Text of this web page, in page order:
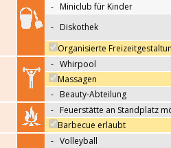
- Miniclub für Kinder
- Diskothek
Organisierte
- Whirpool
Massagen
- Beauty-Abteilung
- Feuerstätte an Standplatz
Barbecue erlaubt
- Volleyball